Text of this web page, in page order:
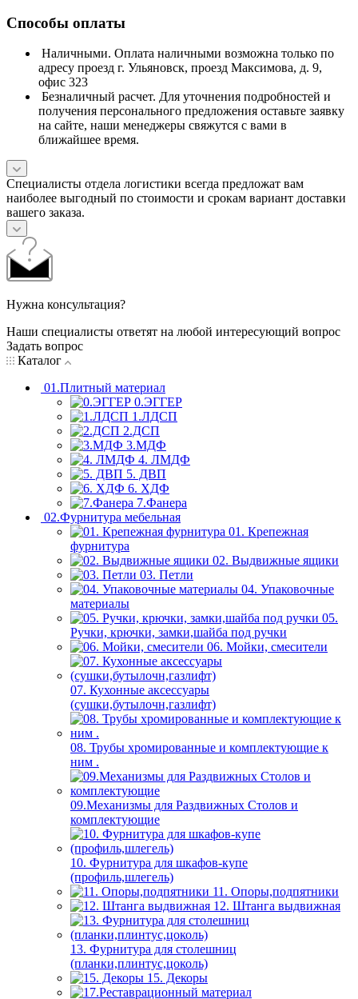
Способы оплаты
Наличными. Оплата наличными возможна только по
адресу проезд г. Ульяновск, проезд Максимова, д. 9,
офис 323
Безналичный расчет. Для уточнения подробностей и
получения персонального предложения оставьте заявку
на сайте, наши менеджеры свяжутся с вами в
ближайшее время.
Специалисты отдела логистики всегда предложат вам
наиболее выгодный по стоимости и срокам вариант доставки
вашего заказа.
Нужна консультация?
Наши специалисты ответят на любой интересующий вопрос
Задать вопрос
Каталог
01.Плитный материал
0.ЭГГЕР
1.ЛДСП
2.ДСП
3.МДФ
4. ЛМДФ
5. ДВП
6. ХДФ
7.Фанера
02.Фурнитура мебельная
01. Крепежная
фурнитура
02. Выдвижные ящики
03. Петли
04. Упаковочные
материалы
05.
Ручки, крючки, замки,шайба под ручки
06. Мойки, смесители
07. Кухонные аксессуары
(сушки,бутылочн,газлифт)
08. Трубы хромированные и комплектующие к
ним .
09.Механизмы для Раздвижных Столов и
комплектующие
10. Фурнитура для шкафов-купе
(профиль,шлегель)
11. Опоры,подпятники
12. Штанга выдвижная
13. Фурнитура для столешниц
(планки,плинтус,цоколь)
15. Декоры